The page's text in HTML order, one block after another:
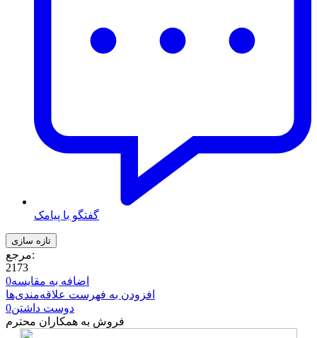
گفتگو با پیامک
مرجع:
2173
اضافه به مقایسه0
افزودن به فهرست علاقه‌مندی‌ها
دوست داشتن0
فروش به همکاران محترم